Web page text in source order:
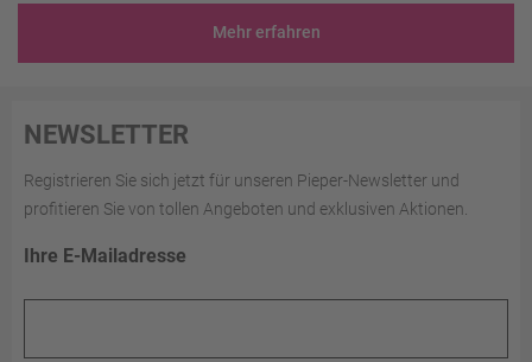
Mehr erfahren
NEWSLETTER
Registrieren Sie sich jetzt für unseren Pieper-Newsletter und
profitieren Sie von tollen Angeboten und exklusiven Aktionen.
Ihre E-Mailadresse